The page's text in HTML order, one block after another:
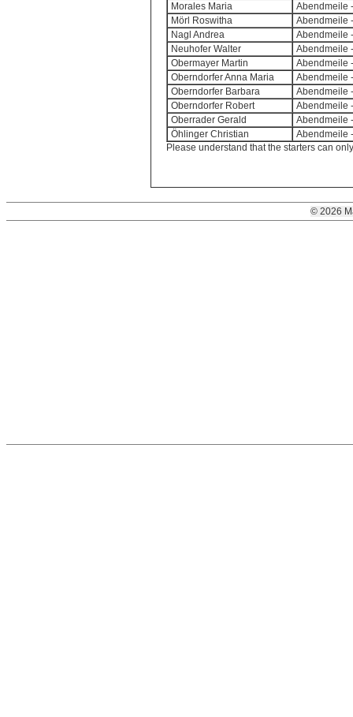
Morales Maria
Abendmeile
Mörl Roswitha
Abendmeile
Nagl Andrea
Abendmeile
Neuhofer Walter
Abendmeile
Obermayer Martin
Abendmeile
Oberndorfer Anna Maria
Abendmeile
Oberndorfer Barbara
Abendmeile
Oberndorfer Robert
Abendmeile
Oberrader Gerald
Abendmeile
Öhlinger Christian
Abendmeile
Please understand that the starters can
© 2026